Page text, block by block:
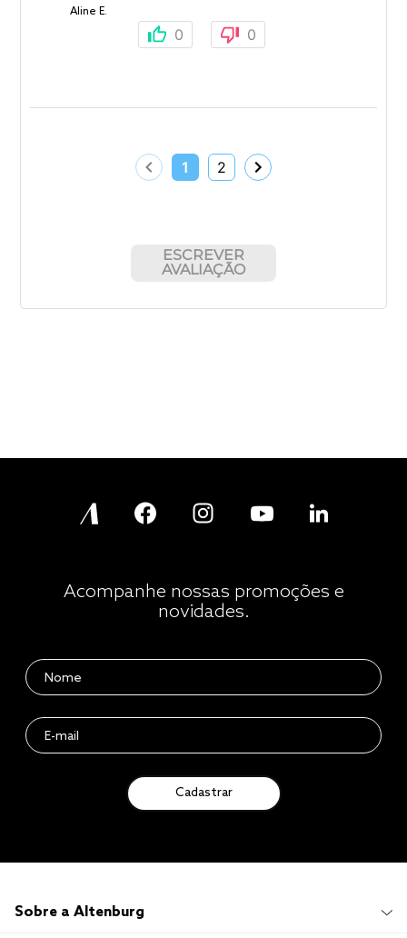
Aline E.
0 0
1 2
ESCREVER
AVALIAÇÃO
Acompanhe nossas promoções e
novidades.
Cadastrar
Sobre a Altenburg